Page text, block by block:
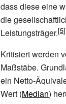
dass diese eine
die
Leistungsträger.
Kritisiert werden
Maßstäbe.
ein Netto-
Wert (Median)